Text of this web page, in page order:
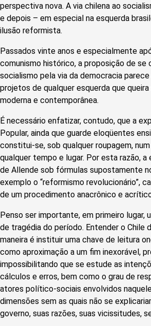
perspectiva nova. A via chilena ao
e depois – em especial na esquerda
ilusão reformista.
Passados vinte anos e especialmente
comunismo histórico, a proposição de se
socialismo pela via da democracia
projetos de qualquer esquerda que
moderna e contemporânea.
É necessário enfatizar, contudo, que a
Popular, ainda que guarde eloqüentes
constitui-se, sob qualquer roupagem,
qualquer tempo e lugar. Por esta razão, a
de Allende sob fórmulas supostamente
exemplo o “reformismo revolucionário”,
de um procedimento anacrônico e
Penso ser importante, em primeiro lugar,
de tragédia do período. Entender o Chile
maneira é instituir uma chave de leitura
como aproximação a um fim inexorável,
impossibilitando que se estude as
cálculos e erros, bem como o grau de
atores político-sociais envolvidos
dimensões sem as quais não se
governo, suas razões, suas vicissitudes,